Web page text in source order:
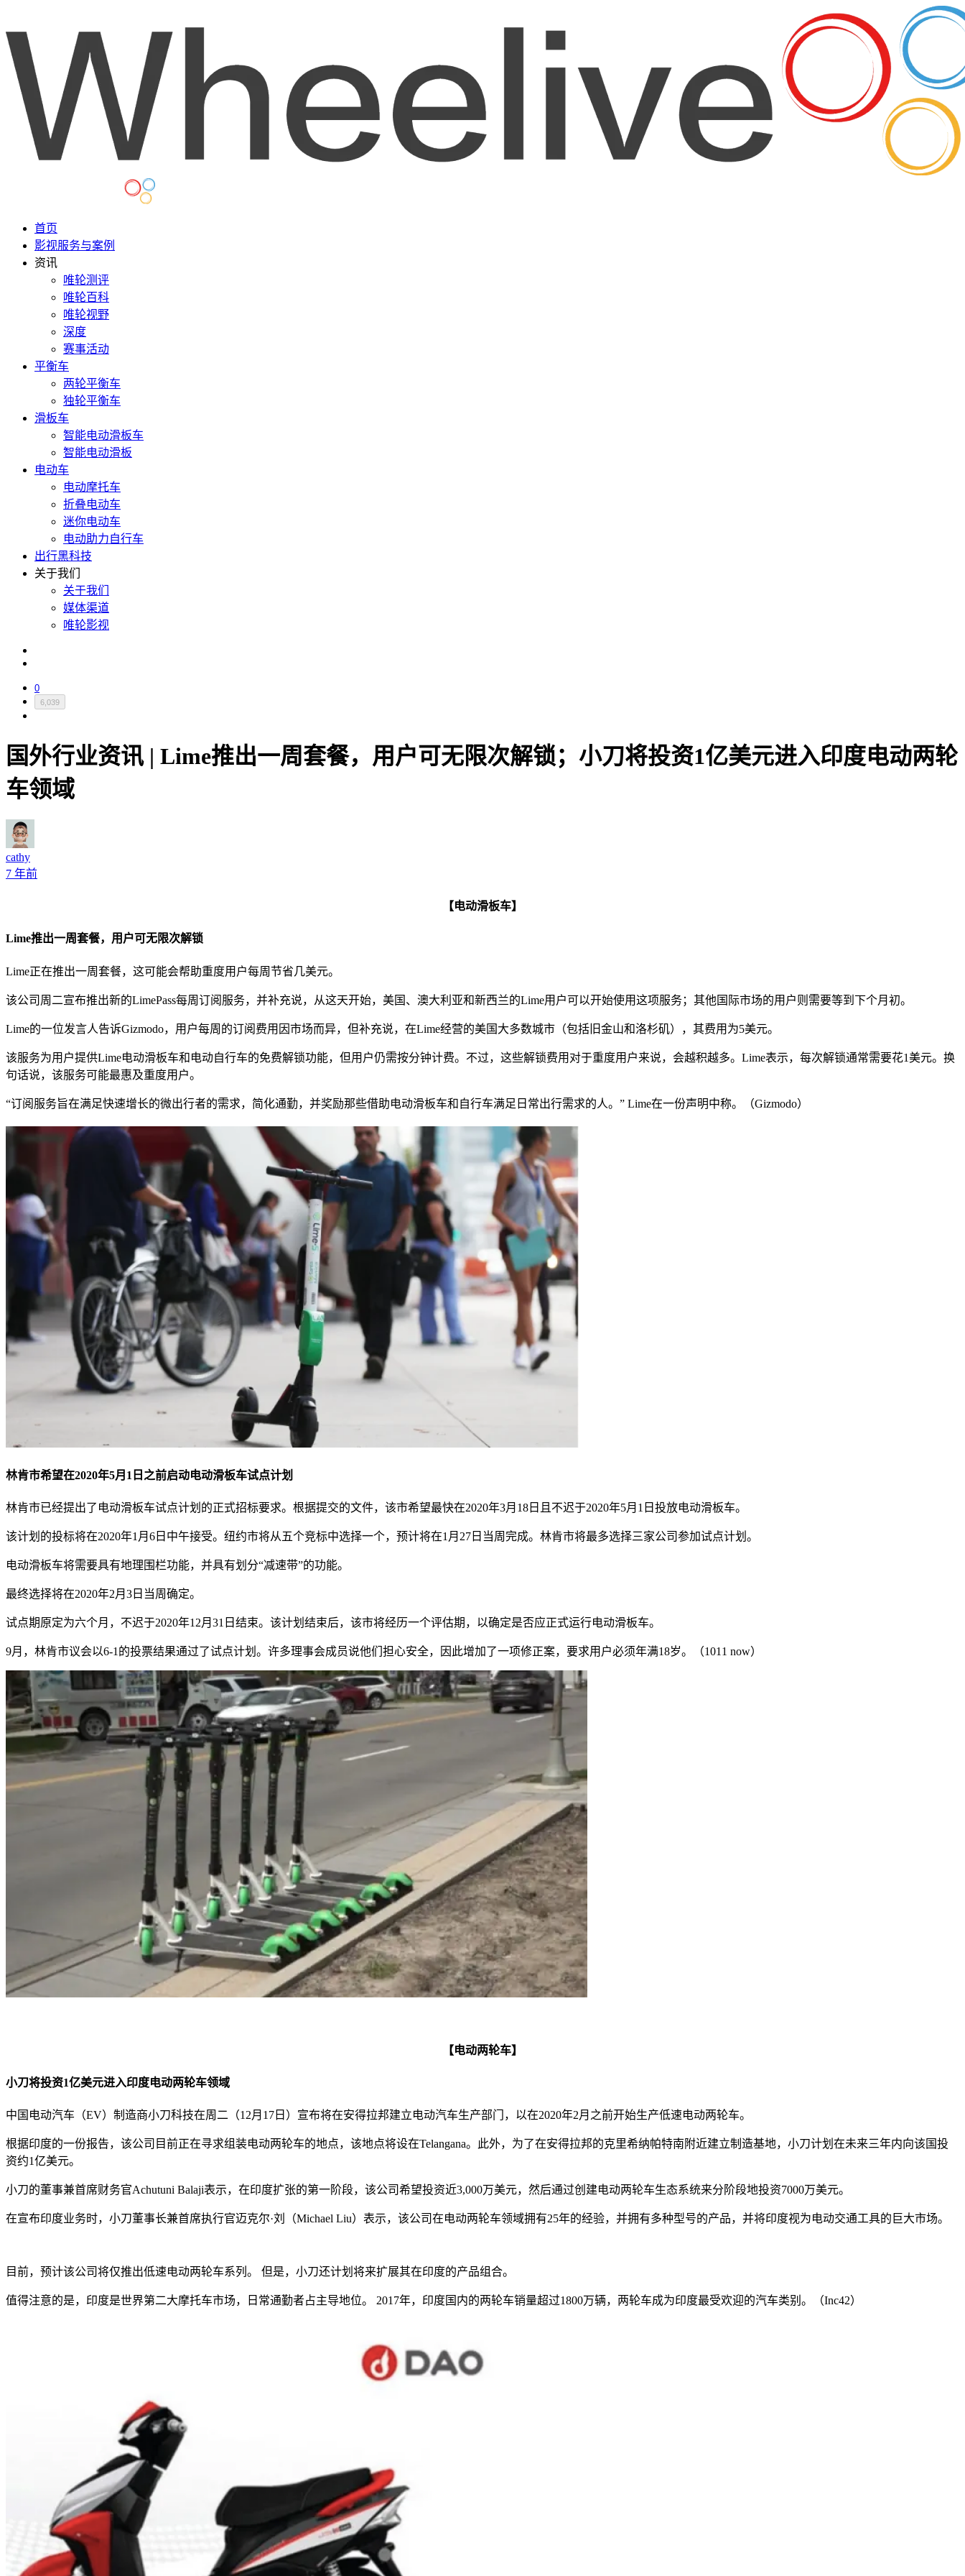
首页
影视服务与案例
资讯
唯轮测评
唯轮百科
唯轮视野
深度
赛事活动
平衡车
两轮平衡车
独轮平衡车
滑板车
智能电动滑板车
智能电动滑板
电动车
电动摩托车
折叠电动车
迷你电动车
电动助力自行车
出行黑科技
关于我们
关于我们
媒体渠道
唯轮影视
0
6,039
国外行业资讯 | Lime推出一周套餐，用户可无限次解锁；小刀将投资1亿美元进入印度电动两轮
车领域
cathy
7 年前
【电动滑板车】
Lime推出一周套餐，用户可无限次解锁
Lime正在推出一周套餐，这可能会帮助重度用户每周节省几美元。
该公司周二宣布推出新的LimePass每周订阅服务，并补充说，从这天开始，美国、澳大利亚和新西兰的Lime用户可以开始使用这项服务；其他国际市场的用户则需要等到下个月初。
Lime的一位发言人告诉Gizmodo，用户每周的订阅费用因市场而异，但补充说，在Lime经营的美国大多数城市（包括旧金山和洛杉矶），其费用为5美元。
该服务为用户提供Lime电动滑板车和电动自行车的免费解锁功能，但用户仍需按分钟计费。不过，这些解锁费用对于重度用户来说，会越积越多。Lime表示，每次解锁通常需要花1美元。换
句话说，该服务可能最惠及重度用户。
“订阅服务旨在满足快速增长的微出行者的需求，简化通勤，并奖励那些借助电动滑板车和自行车满足日常出行需求的人。” Lime在一份声明中称。（Gizmodo）
林肯市希望在2020年5月1日之前启动电动滑板车试点计划
林肯市已经提出了电动滑板车试点计划的正式招标要求。根据提交的文件，该市希望最快在2020年3月18日且不迟于2020年5月1日投放电动滑板车。
该计划的投标将在2020年1月6日中午接受。纽约市将从五个竞标中选择一个，预计将在1月27日当周完成。林肯市将最多选择三家公司参加试点计划。
电动滑板车将需要具有地理围栏功能，并具有划分“减速带”的功能。
最终选择将在2020年2月3日当周确定。
试点期原定为六个月，不迟于2020年12月31日结束。该计划结束后，该市将经历一个评估期，以确定是否应正式运行电动滑板车。
9月，林肯市议会以6-1的投票结果通过了试点计划。许多理事会成员说他们担心安全，因此增加了一项修正案，要求用户必须年满18岁。（1011 now）
【电动两轮车】
小刀将投资1亿美元进入印度电动两轮车领域
中国电动汽车（EV）制造商小刀科技在周二（12月17日）宣布将在安得拉邦建立电动汽车生产部门，以在2020年2月之前开始生产低速电动两轮车。
根据印度的一份报告，该公司目前正在寻求组装电动两轮车的地点，该地点将设在Telangana。此外，为了在安得拉邦的克里希纳帕特南附近建立制造基地，小刀计划在未来三年内向该国投
资约1亿美元。
小刀的董事兼首席财务官Achutuni Balaji表示，在印度扩张的第一阶段，该公司希望投资近3,000万美元，然后通过创建电动两轮车生态系统来分阶段地投资7000万美元。
在宣布印度业务时，小刀董事长兼首席执行官迈克尔·刘（Michael Liu）表示，该公司在电动两轮车领域拥有25年的经验，并拥有多种型号的产品，并将印度视为电动交通工具的巨大市场。
目前，预计该公司将仅推出低速电动两轮车系列。 但是，小刀还计划将来扩展其在印度的产品组合。
值得注意的是，印度是世界第二大摩托车市场，日常通勤者占主导地位。 2017年，印度国内的两轮车销量超过1800万辆，两轮车成为印度最受欢迎的汽车类别。（Inc42）